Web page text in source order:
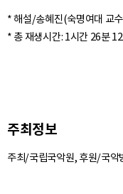
* 해설/송혜진(숙명여대 교
주최정보
주최/국립국악원, 후원/국악